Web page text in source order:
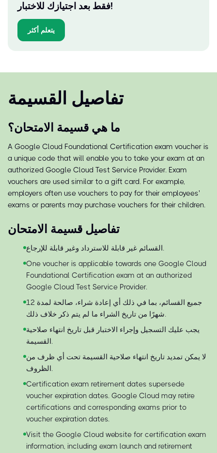
فقط بعد اجتيازك للاختبار!
يتعلم أكثر
تفاصيل القسيمة
ما هي قسيمة الامتحان؟
A Google Cloud Foundational Certification exam voucher is
a unique code that will enable you to take your exam at an
authorized Google Cloud Test Service Provider. Exam
vouchers are used similar to a gift card. For example,
employers often use vouchers to pay for their employees'
exams or parents may purchase vouchers for their children.
تفاصيل قسيمة الامتحان
القسائم غير قابلة للاسترداد وغير قابلة للإرجاع.
One voucher is applicable towards one Google Cloud
Foundational Certification exam at an authorized
Google Cloud Test Service Provider.
جميع القسائم، بما في ذلك أي إعادة شراء، صالحة لمدة 12
شهرًا من تاريخ الشراء ما لم يتم ذكر خلاف ذلك.
يجب عليك التسجيل وإجراء الاختبار قبل تاريخ انتهاء صلاحية
القسيمة.
لا يمكن تمديد تاريخ انتهاء صلاحية القسيمة تحت أي ظرف من
الظروف.
Certification exam retirement dates supersede
voucher expiration dates. Google Cloud may retire
certifications and corresponding exams prior to
voucher expiration dates.
Visit the Google Cloud website for certification exam
information, including exam launch and retirement